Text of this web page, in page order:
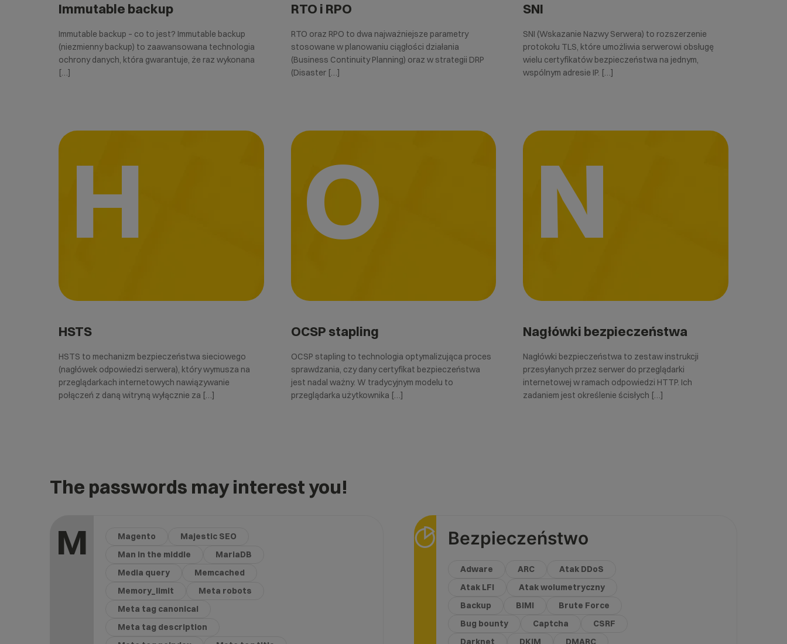
Immutable backup
Immutable backup – co to jest? Immutable backup
(niezmienny backup) to zaawansowana technologia
ochrony danych, która gwarantuje, że raz wykonana
[…]
RTO i RPO
RTO oraz RPO to dwa najważniejsze parametry
stosowane w planowaniu ciągłości działania
(Business Continuity Planning) oraz w strategii DRP
(Disaster […]
SNI
SNI (Wskazanie Nazwy Serwera) to rozszerzenie
protokołu TLS, które umożliwia serwerowi obsługę
wielu certyfikatów bezpieczeństwa na jednym,
wspólnym adresie IP. […]
H
HSTS
HSTS to mechanizm bezpieczeństwa sieciowego
(nagłówek odpowiedzi serwera), który wymusza na
przeglądarkach internetowych nawiązywanie
połączeń z daną witryną wyłącznie za […]
O
OCSP stapling
OCSP stapling to technologia optymalizująca proces
sprawdzania, czy dany certyfikat bezpieczeństwa
jest nadal ważny. W tradycyjnym modelu to
przeglądarka użytkownika […]
N
Nagłówki bezpieczeństwa
Nagłówki bezpieczeństwa to zestaw instrukcji
przesyłanych przez serwer do przeglądarki
internetowej w ramach odpowiedzi HTTP. Ich
zadaniem jest określenie ścisłych […]
The passwords may interest you!
M Magento
Majestic SEO
Man in the middle
MariaDB
Media query
Memcached
Memory_limit
Meta robots
Meta tag canonical
Meta tag description
Bezpieczeństwo
Adware ARC
Atak DDoS
Atak LFI
Atak wolumetryczny
Backup
BIMI
Brute Force
Bug bounty
Captcha
CSRF
Darknet
DKIM DMARC